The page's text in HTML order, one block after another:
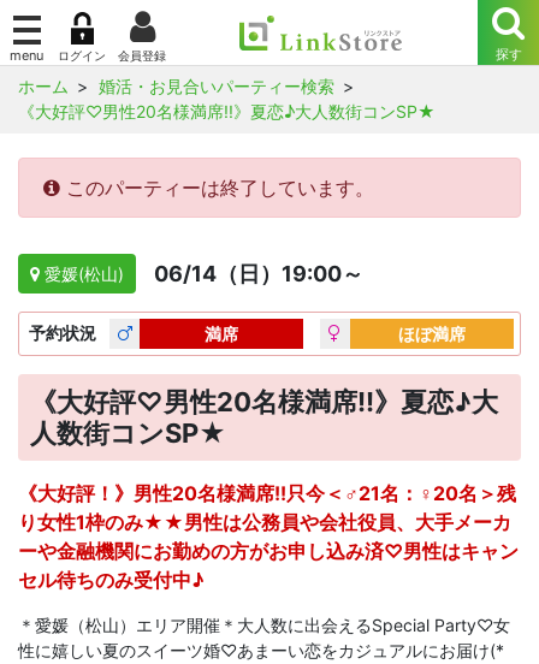
ホーム
婚活・お見合いパーティー検索
《大好評♡男性20名様満席!!》夏恋♪大人数街コンSP★
このパーティーは終了しています。
愛媛(松山) 06/14（日）19:00～
予約状況 満席 ほぼ満席
《大好評♡男性20名様満席!!》夏恋♪大
人数街コンSP★
《大好評！》男性20名様満席!!只今＜♂21名：♀20名＞残
り女性1枠のみ★★男性は公務員や会社役員、大手メーカ
ーや金融機関にお勤めの方がお申し込み済♡男性はキャン
セル待ちのみ受付中♪
＊愛媛（松山）エリア開催＊大人数に出会えるSpecial Party♡女
性に嬉しい夏のスイーツ婚♡あまーい恋をカジュアルにお届け(*